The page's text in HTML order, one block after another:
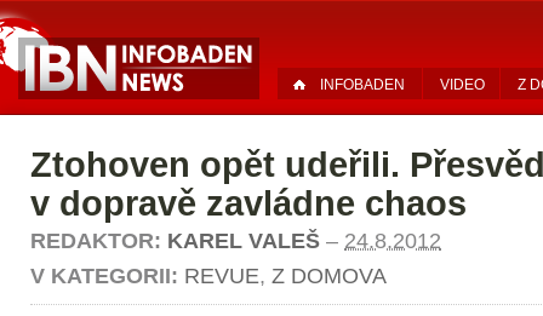
INFOBADEN VIDEO Z
Ztohoven opět udeřili.
v dopravě zavládne chaos
REDAKTOR: KAREL VALEŠ – 24.8.2012
V KATEGORII: REVUE, Z DOMOVA